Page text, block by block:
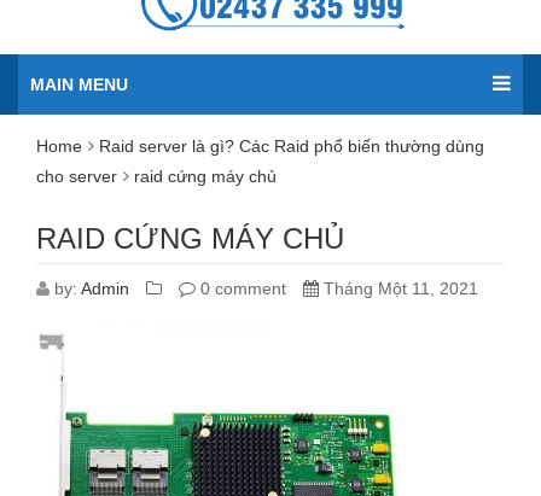
MAIN MENU
Home
Raid server là gì? Các Raid phổ biến thường dùng
cho server
raid cứng máy chủ
RAID CỨNG MÁY CHỦ
by: Admin 0 comment Tháng Một 11, 2021